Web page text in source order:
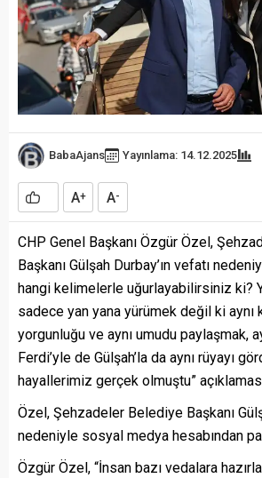
BabaAjans Yayınlama: 14.12.2025
A+ A-
CHP Genel Başkanı Özgür Özel,
Başkanı Gülşah Durbay’ın vefatı
hangi kelimelerle uğurlayabilirsiniz ki?
sadece yan yana yürümek değil ki aynı
yorgunluğu ve aynı umudu paylaşmak,
Ferdi’yle de Gülşah’la da aynı rüyayı
hayallerimiz gerçek olmuştu”
Özel, Şehzadeler Belediye Başkanı
nedeniyle sosyal medya hesabından
Özgür Özel, “İnsan bazı vedalara